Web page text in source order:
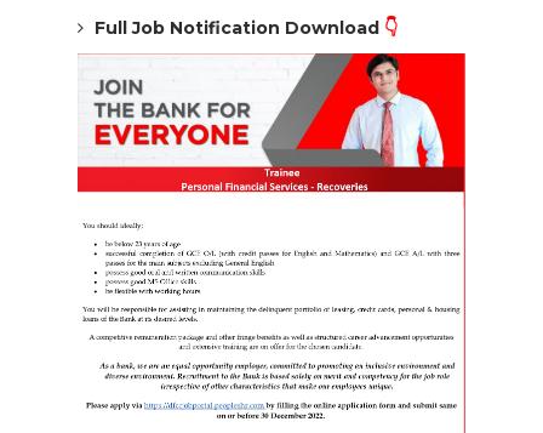
Full Job Notification Download 👇